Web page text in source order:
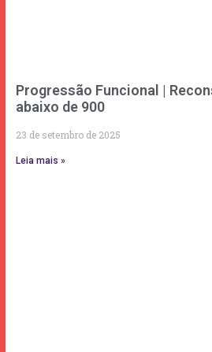
Progressão Funcional |
abaixo de 900
23 de setembro de 2025
Leia mais »